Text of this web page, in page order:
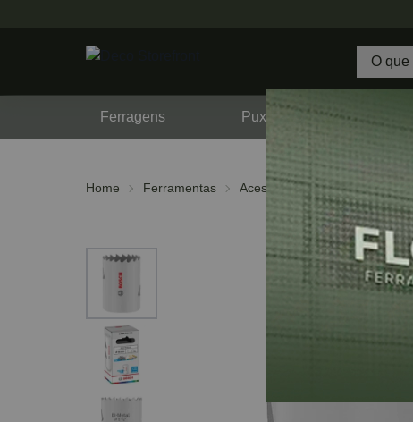
Ferragens Puxadores
Home Ferramentas Acessórios Serra Copo